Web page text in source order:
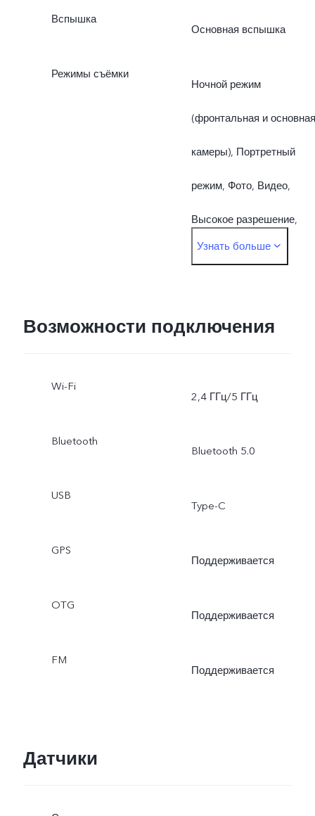
Вспышка
Основная вспышка
Режимы съёмки
Ночной режим
(фронтальная и основная
камеры), Портретный
режим, Фото, Видео,
Высокое разрешение,
Панорамный режим,
Замедленная съёмка,
Узнать больше
Возможности подключения
Wi-Fi
2,4 ГГц/5 ГГц
Bluetooth
Bluetooth 5.0
USB
Type-C
GPS
Поддерживается
OTG
Поддерживается
FM
Поддерживается
Датчики